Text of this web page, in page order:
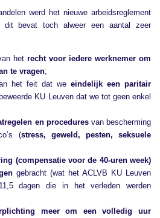
werd het nieuwe arbeidsreglement
bevat toch alweer een aantal zeer
het recht voor iedere werknemer om
te vragen;
het feit dat we eindelijk een paritair
KU Leuven dat we tot geen enkel
en proceduresvan bescherming
(stress, geweld, pesten, seksuele
(compensatie voor de 40-uren week)
gebracht (wat het ACLVB KU Leuven
dagen die in het verleden werden
meer om een volledig uur